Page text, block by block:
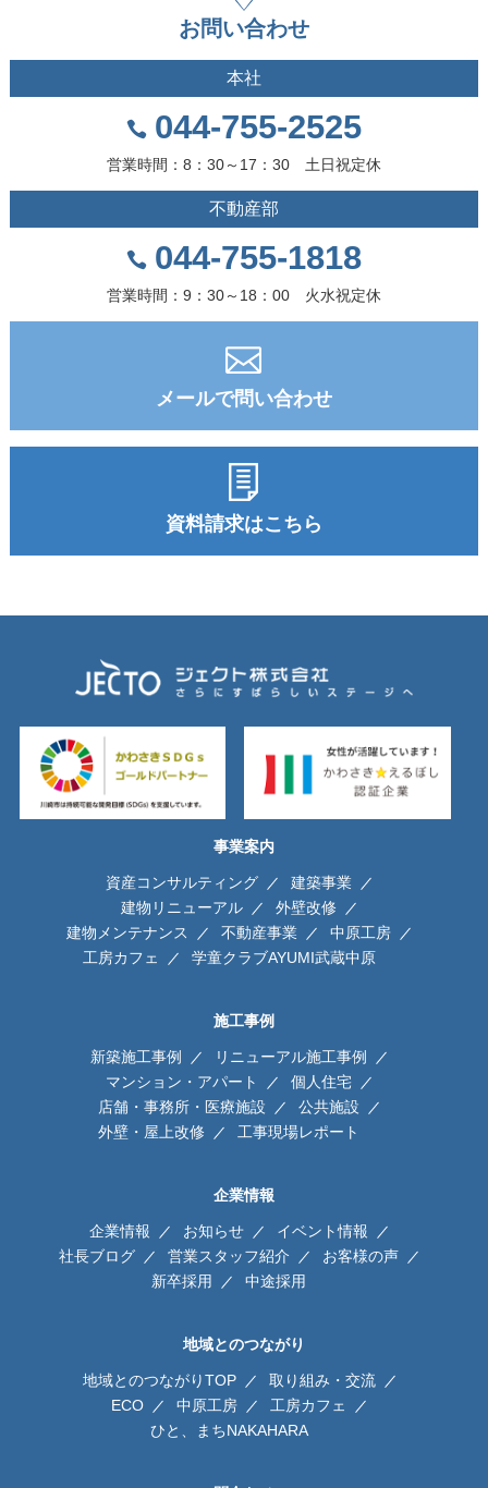
お問い合わせ
本社
044-755-2525
営業時間：8：30～17：30 土日祝定休
不動産部
044-755-1818
営業時間：9：30～18：00 火水祝定休
メールで問い合わせ
資料請求はこちら
事業案内
資産コンサルティング
建築事業
建物リニューアル
外壁改修
建物メンテナンス
不動産事業
中原工房
工房カフェ
学童クラブAYUMI武蔵中原
施工事例
新築施工事例
リニューアル施工事例
マンション・アパート
個人住宅
店舗・事務所・医療施設
公共施設
外壁・屋上改修
工事現場レポート
企業情報
企業情報 お知らせ
イベント情報
社長ブログ
営業スタッフ紹介
お客様の声
新卒採用
中途採用
地域とのつながり
地域とのつながりTOP
取り組み・交流
ECO
中原工房
工房カフェ
ひと、まちNAKAHARA